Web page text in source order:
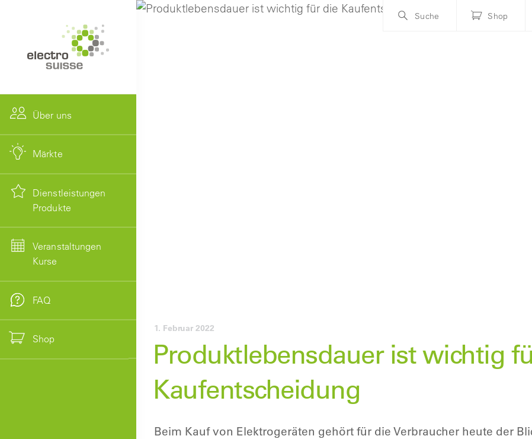
Über uns
Märkte
Dienstleistungen
Produkte
Veranstaltungen
Kurse
FAQ
Shop
Suche Shop
1. Februar 2022
Produktlebensdauer ist wichtig
Kaufentscheidung
Beim Kauf von Elektrogeräten gehört für die Verbraucher heute der